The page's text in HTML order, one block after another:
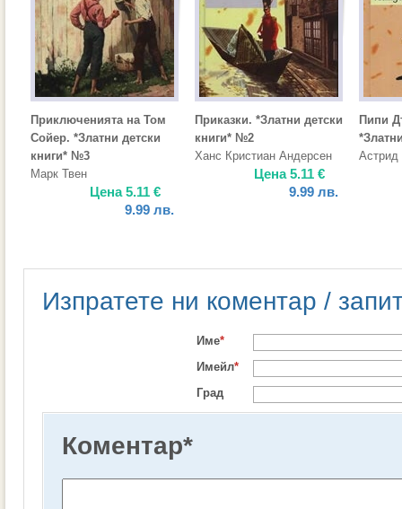
Приключенията на Том
Сойер. *Златни детски
книги* №3
Марк Твен
Цена5.11 €
9.99 лв.
Приказки. *Златни детски
книги* №2
Ханс Кристиан Андерсен
Цена5.11 €
9.99 лв.
Пипи
Астрид
Изпратете ни коментар /
Име*
Имейл*
Град
Коментар*